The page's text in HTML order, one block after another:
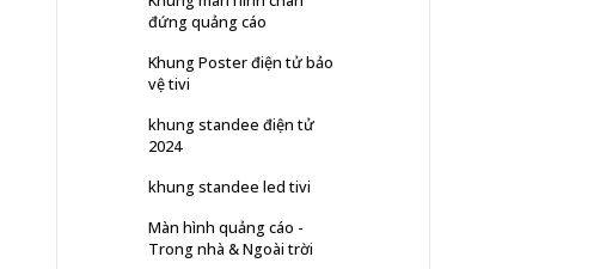
đứng quảng cáo
Khung Poster điện tử bảo
vệ tivi
khung standee điện tử
2024
khung standee led tivi
Màn hình quảng cáo -
Trong nhà & Ngoài trời